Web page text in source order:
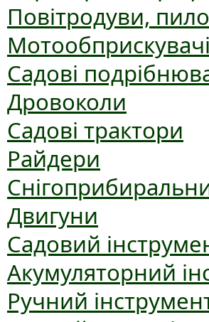
Повітродуви,
Мотообприскувачі
Садові
Дровоколи
Садові трактори
Райдери
Двигуни
Садовий
Акумуляторний
Ручний